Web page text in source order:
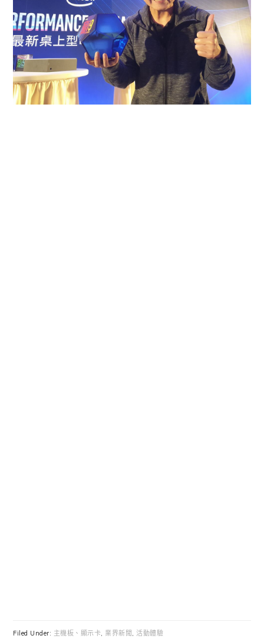
Filed Under: 主機板、顯示卡, 業界新聞,活動體驗